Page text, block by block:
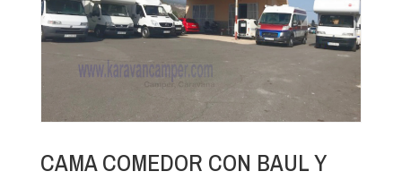
CAMA COMEDOR CON BAUL Y